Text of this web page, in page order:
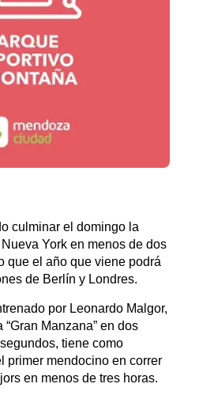
culminar el domingo la
York en menos de dos
que el año que viene podrá
de Berlín y Londres.
por Leonardo Malgor,
Manzana” en dos
tiene como
primer mendocino en correr
en menos de tres horas.